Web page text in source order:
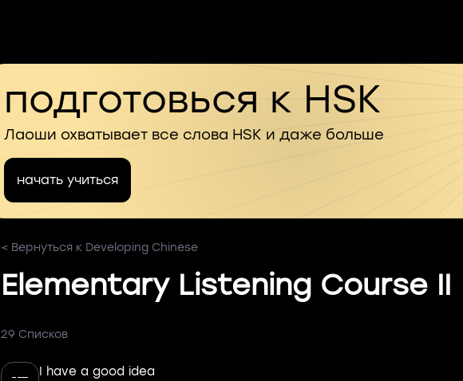
подготовься к HSK
Лаоши охватывает все слова HSK и даже больше
начать учиться
< Вернуться к Developing Chinese
Elementary Listening Course II
29 Списков
I have a good idea